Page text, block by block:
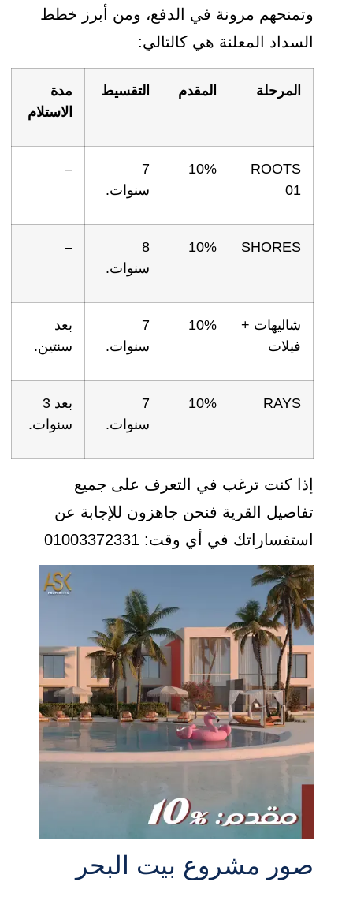
وتمنحهم مرونة في الدفع، ومن أبرز خطط
السداد المعلنة هي كالتالي:
المرحلة المقدم التقسيط
مدة
الاستلام
ROOTS
01
10%
7
سنوات.
–
SHORES
10%
8
سنوات.
–
شاليهات +
فيلات
10%
7
سنوات.
بعد
سنتين.
RAYS
10%
7
سنوات.
بعد 3
سنوات.
إذا كنت ترغب في التعرف على جميع
تفاصيل القرية فنحن جاهزون للإجابة عن
استفساراتك في أي وقت: 01003372331
صور مشروع بيت البحر